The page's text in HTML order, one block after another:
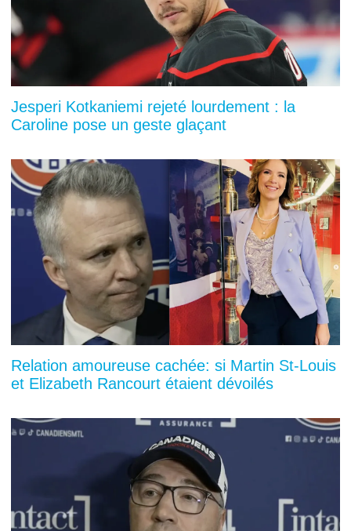
Jesperi Kotkaniemi rejeté lourdement : la
Caroline pose un geste glaçant
Relation amoureuse cachée: si Martin St-Louis
et Elizabeth Rancourt étaient dévoilés